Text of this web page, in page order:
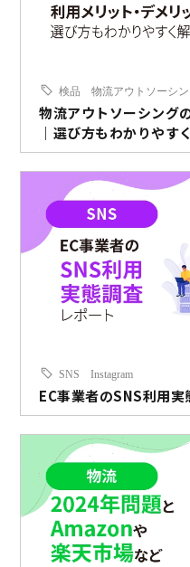
検品 物流アウトソーシ
物流アウトソーシング
｜選び方もわかりやす
SNS Instagram
EC事業者のSNS利用実